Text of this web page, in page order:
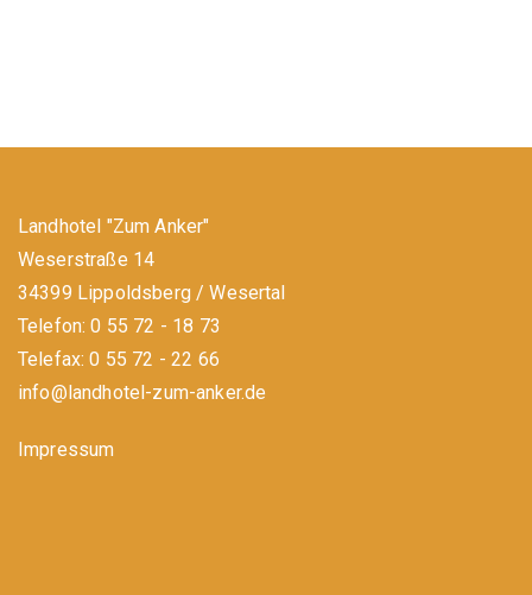
Landhotel "Zum Anker"
Weserstraße 14
34399 Lippoldsberg / Wesertal
Telefon: 0 55 72 - 18 73
Telefax: 0 55 72 - 22 66
info@landhotel-zum-anker.de
Impressum